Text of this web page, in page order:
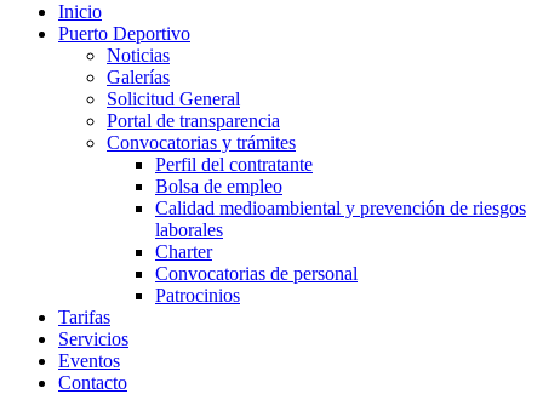
Inicio
Puerto Deportivo
Noticias
Galerías
Solicitud General
Portal de transparencia
Convocatorias y trámites
Perfil del contratante
Bolsa de empleo
Calidad medioambiental y prevención de riesgos
laborales
Charter
Convocatorias de personal
Patrocinios
Tarifas
Servicios
Eventos
Contacto